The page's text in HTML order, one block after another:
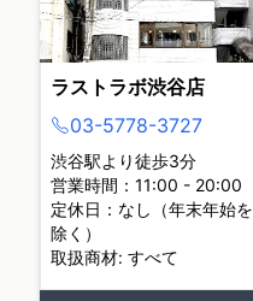
ラストラボ渋谷店
03-5778-3727
渋谷駅より徒歩3分
営業時間：11:00 - 20:00
定休日：なし（年末年始を
除く）
取扱商材: すべて